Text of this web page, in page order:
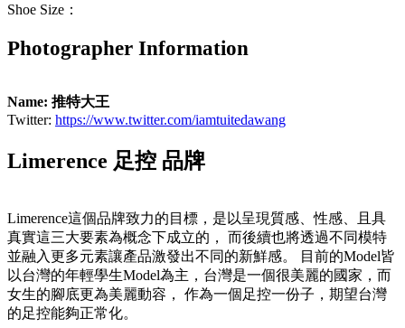
Shoe Size：
Photographer Information
Name: 推特大王
Twitter: https://www.twitter.com/iamtuitedawang
Limerence 足控 品牌
Limerence這個品牌致力的目標，是以呈現質感、性感、且具
真實這三大要素為概念下成立的， 而後續也將透過不同模特
並融入更多元素讓產品激發出不同的新鮮感。 目前的Model皆
以台灣的年輕學生Model為主，台灣是一個很美麗的國家，而
女生的腳底更為美麗動容， 作為一個足控一份子，期望台灣
的足控能夠正常化。